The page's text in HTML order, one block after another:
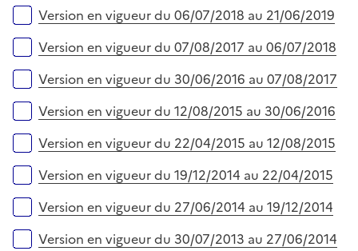
e
Version en vigueur du 06/07/2018 au 21/06/2019
Version en vigueur du 07/08/2017 au 06/07/2018
Version en vigueur du 30/06/2016 au 07/08/2017
Version en vigueur du 12/08/2015 au 30/06/2016
Version en vigueur du 22/04/2015 au 12/08/2015
Version en vigueur du 19/12/2014 au 22/04/2015
Version en vigueur du 27/06/2014 au 19/12/2014
Version en vigueur du 30/07/2013 au 27/06/2014